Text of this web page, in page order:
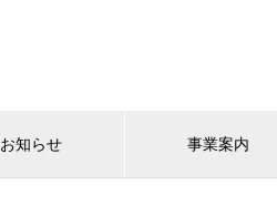
お知らせ 事業案内